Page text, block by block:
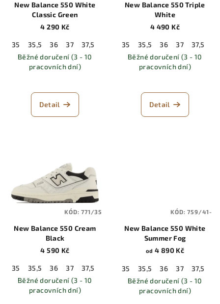
New Balance 550 White
Classic Green
4 290 Kč
35 35,5 36 37 37,5 38,5 39,5 40 40,5
41,5
Běžné doručení (3 - 10
pracovních dní)
Detail
New Balance 550 Triple
White
4 490 Kč
35 35,5 36 37 37,5
Běžné doručení (3 - 10
pracovních dní)
Detail
New Balance 550 Cream
Black
4 590 Kč
35 35,5 36 37 37,5 38,5 39,5 40 40,5
41,5
Běžné doručení (3 - 10
pracovních dní)
KÓD:771/35
New Balance 550 White
Summer Fog
od 4 890 Kč
35 35,5 36 37 37,5
Běžné doručení (3 - 10
pracovních dní)
KÓD:759/41-